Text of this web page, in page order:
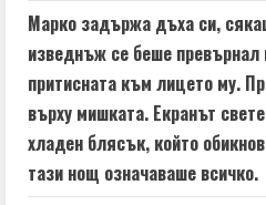
Марко задържа дъха си,
изведнъж се беше
притисната към лицето му.
върху мишката. Екранът
хладен блясък, който
тази нощ означаваше всичко.